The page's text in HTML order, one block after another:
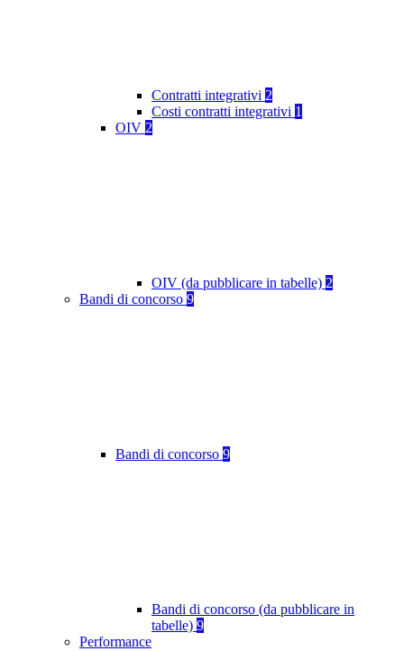
Contratti integrativi 2
Costi contratti integrativi 1
OIV 2
OIV (da pubblicare in tabelle) 2
Bandi di concorso 9
Bandi di concorso 9
Bandi di concorso (da pubblicare in
tabelle) 9
Performance